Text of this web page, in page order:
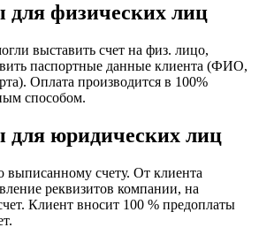
для физических лиц
выставить счет на физ. лицо,
паспортные данные клиента (ФИО,
Оплата производится в 100%
способом.
для юридических лиц
выписанному счету. От клиента
реквизитов компании, на
Клиент вносит 100 % предоплаты